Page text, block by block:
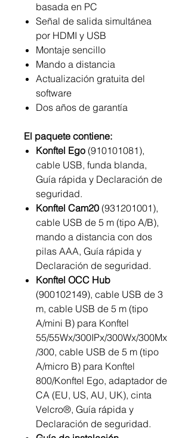
basada en PC
Señal de salida simultánea
por HDMI y USB
Montaje sencillo
Mando a distancia
Actualización gratuita del
software
Dos años de garantía
El paquete contiene:
Konftel Ego (910101081),
cable USB, funda blanda,
Guía rápida y Declaración de
seguridad.
Konftel Cam20 (931201001),
cable USB de 5 m (tipo A/B),
mando a distancia con dos
pilas AAA, Guía rápida y
Declaración de seguridad.
Konftel OCC Hub
(900102149), cable USB de 3
m, cable USB de 5 m (tipo
A/mini B) para Konftel
55/55Wx/300IPx/300Wx/300Mx
/300, cable USB de 5 m (tipo
A/micro B) para Konftel
800/Konftel Ego, adaptador de
CA (EU, US, AU, UK), cinta
Velcro®, Guía rápida y
Declaración de seguridad.